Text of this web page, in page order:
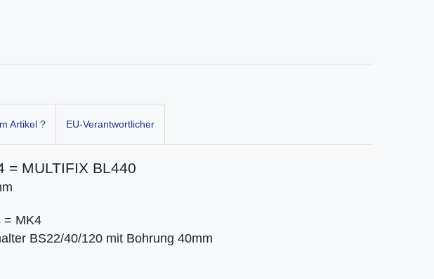
Artikel ? EU-Verantwortlicher
= MULTIFIX BL440
= MK4
BS22/40/120 mit Bohrung 40mm